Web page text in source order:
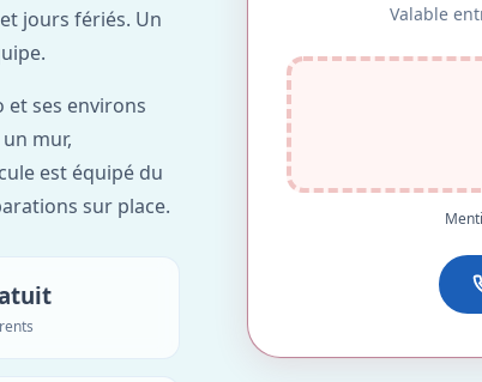
jours fériés. Un
et ses environs
mur,
est équipé du
sur place.
Valable